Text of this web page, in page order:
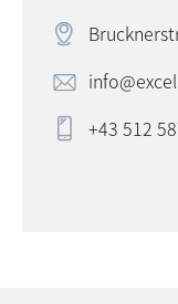
+43 512